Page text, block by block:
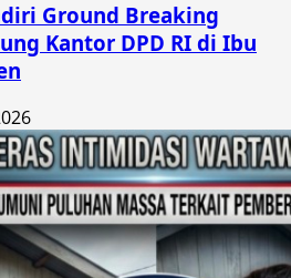
Ground Breaking
Kantor DPD RI di Ibu